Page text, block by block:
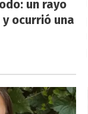
un rayo
ocurrió una